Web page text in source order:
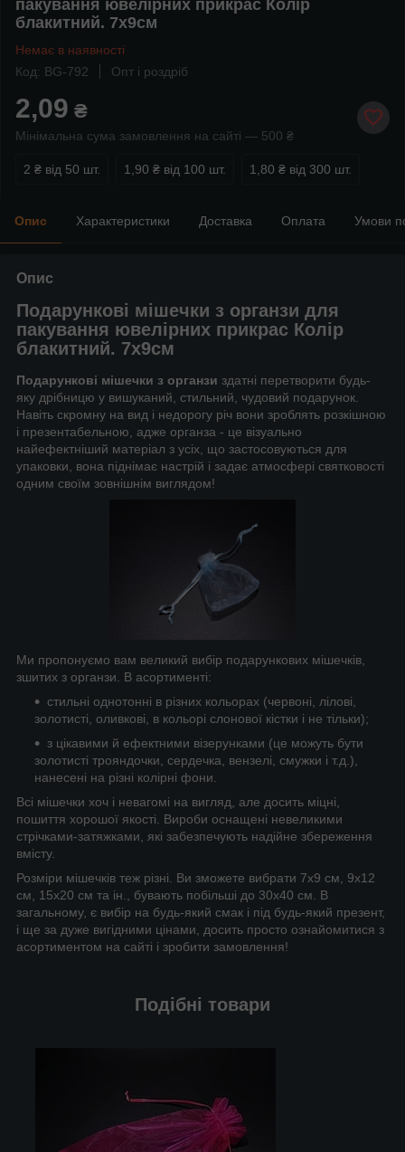
пакування ювелірних прикрас Колір
блакитний. 7х9см
Немає в наявності
Код: BG-792
Опт і роздріб
2,09 ₴
Мінімальна сума замовлення на сайті — 500 ₴
2 ₴ від 50 шт. 1,90 ₴ від 100 шт. 1,80 ₴ від 300 шт.
Опис Характеристики Доставка Оплата Умови
Опис
Подарункові мішечки з органзи для
пакування ювелірних прикрас Колір
блакитний. 7х9см
Подарункові мішечки з органзи здатні перетворити будь-
яку дрібницю у вишуканий, стильний, чудовий подарунок.
Навіть скромну на вид і недорогу річ вони зроблять розкішною
і презентабельною, адже органза - це візуально
найефектніший матеріал з усіх, що застосовуються для
упаковки, вона піднімає настрій і задає атмосфері святковості
одним своїм зовнішнім виглядом!
Ми пропонуємо вам великий вибір подарункових мішечків,
зшитих з органзи. В асортименті:
стильні однотонні в різних кольорах (червоні, лілові,
золотисті, оливкові, в кольорі слонової кістки і не тільки);
з цікавими й ефектними візерунками (це можуть бути
золотисті трояндочки, сердечка, вензелі, смужки і т.д.),
нанесені на різні колірні фони.
Всі мішечки хоч і невагомі на вигляд, але досить міцні,
пошиття хорошої якості. Вироби оснащені невеликими
стрічками-затяжками, які забезпечують надійне збереження
вмісту.
Розміри мішечків теж різні. Ви зможете вибрати 7х9 см, 9х12
см, 15х20 см та ін., бувають побільші до 30х40 см. В
загальному, є вибір на будь-який смак і під будь-який презент,
і ще за дуже вигідними цінами, досить просто ознайомитися з
асортиментом на сайті і зробити замовлення!
Подібні товари